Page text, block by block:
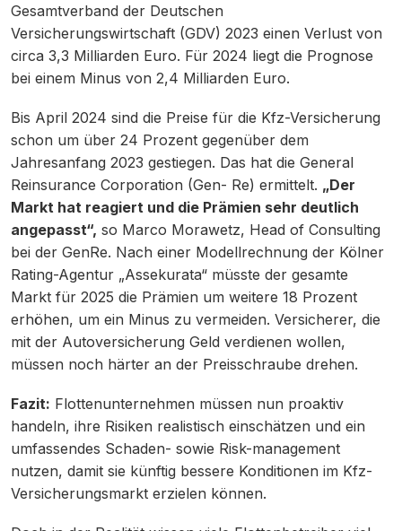
Gesamtverband der Deutschen
Versicherungswirtschaft (GDV) 2023 einen Verlust von
circa 3,3 Milliarden Euro. Für 2024 liegt die Prognose
bei einem Minus von 2,4 Milliarden Euro.
Bis April 2024 sind die Preise für die Kfz-Versicherung
schon um über 24 Prozent gegenüber dem
Jahresanfang 2023 gestiegen. Das hat die General
Reinsurance Corporation (Gen- Re) ermittelt. „Der
Markt hat reagiert und die Prämien sehr deutlich
angepasst“, so Marco Morawetz, Head of Consulting
bei der GenRe. Nach einer Modellrechnung der Kölner
Rating-Agentur „Assekurata“ müsste der gesamte
Markt für 2025 die Prämien um weitere 18 Prozent
erhöhen, um ein Minus zu vermeiden. Versicherer, die
mit der Autoversicherung Geld verdienen wollen,
müssen noch härter an der Preisschraube drehen.
Fazit: Flottenunternehmen müssen nun proaktiv
handeln, ihre Risiken realistisch einschätzen und ein
umfassendes Schaden- sowie Risk-management
nutzen, damit sie künftig bessere Konditionen im Kfz-
Versicherungsmarkt erzielen können.